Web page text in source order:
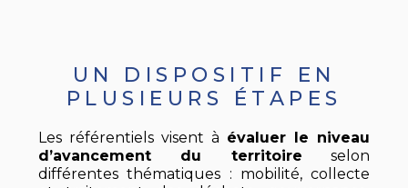
UN DISPOSITIF EN
PLUSIEURS ÉTAPES
Les référentiels visent à évaluer le niveau
d’avancement du territoire selon
différentes thématiques : mobilité, collecte